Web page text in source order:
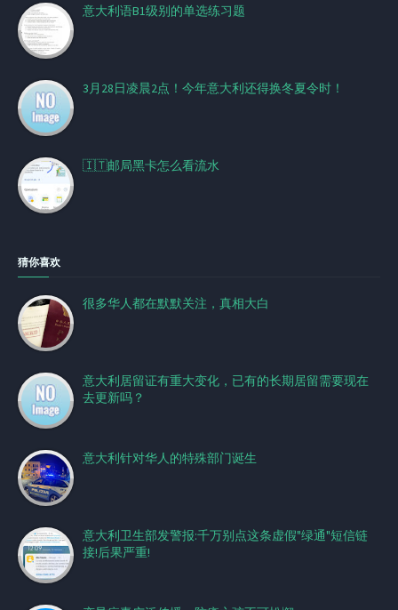
意大利语B1级别的单选练习题
3月28日凌晨2点！今年意大利还得换冬夏令时！
🇮🇹邮局黑卡怎么看流水
猜你喜欢
很多华人都在默默关注，真相大白
意大利居留证有重大变化，已有的长期居留需要现在
去更新吗？
意大利针对华人的特殊部门诞生
意大利卫生部发警报:千万别点这条虚假"绿通"短信链
接!后果严重!